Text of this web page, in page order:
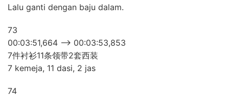
Lalu ganti dengan baju dalam.
73
00:03:51,664 –> 00:03:53,853
7件衬衫11条领带2套西装
7 kemeja, 11 dasi, 2 jas
74